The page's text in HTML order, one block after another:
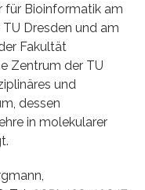
für Bioinformatik am
Dresden und am
Fakultät
Zentrum der TU
und
dessen
in molekularer